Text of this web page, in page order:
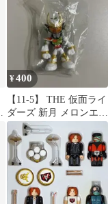
¥400
【11-5】 THE 仮面ライ
ダーズ 新月 メロンエナ
ジーアームズ フィギュ
ア